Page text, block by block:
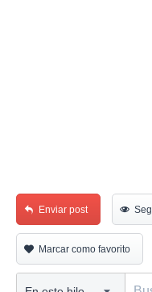
Enviar post
Marcar como favorito